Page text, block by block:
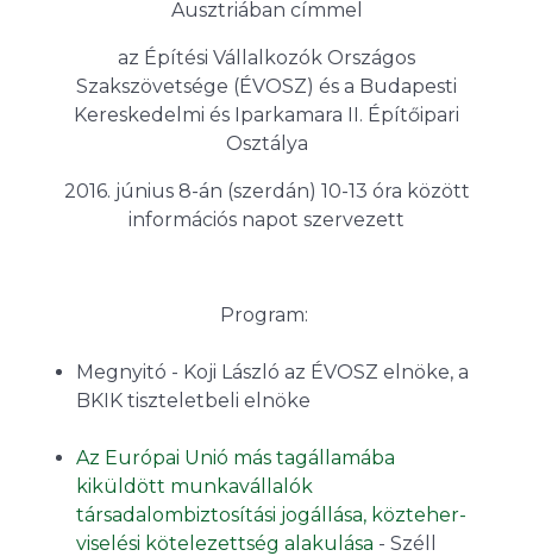
Ausztriában címmel
az Építési Vállalkozók Országos
Szakszövetsége (ÉVOSZ) és a Budapesti
Kereskedelmi és Iparkamara II. Építőipari
Osztálya
2016. június 8-án (szerdán) 10-13 óra között
információs napot szervezett
Program:
Megnyitó - Koji László az ÉVOSZ elnöke, a
BKIK tiszteletbeli elnöke
Az Európai Unió más tagállamába
kiküldött munkavállalók
társadalombiztosítási jogállása, közteher-
viselési kötelezettség alakulása - Széll